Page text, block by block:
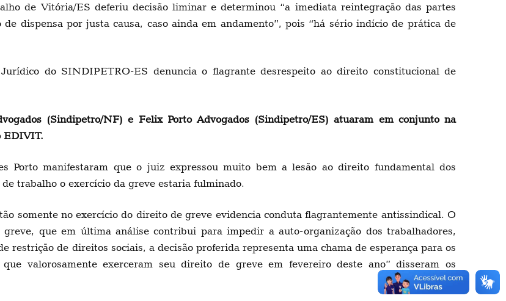
de Vitória/ES deferiu decisão liminar e determinou “a imediata reintegração das partes
dispensa por justa causa, caso ainda em andamento”, pois “há sério indício de prática de
do SINDIPETRO-ES denuncia o flagrante desrespeito ao direito constitucional de
(Sindipetro/NF) e Felix Porto Advogados (Sindipetro/ES) atuaram em conjunto na
EDIVIT.
Porto manifestaram que o juiz expressou muito bem a lesão ao direito fundamental dos
trabalho o exercício da greve estaria fulminado.
somente no exercício do direito de greve evidencia conduta flagrantemente antissindical. O
que em última análise contribui para impedir a auto-organização dos trabalhadores,
de direitos sociais, a decisão proferida representa uma chama de esperança para os
valorosamente exerceram seu direito de greve em fevereiro deste ano” disseram os